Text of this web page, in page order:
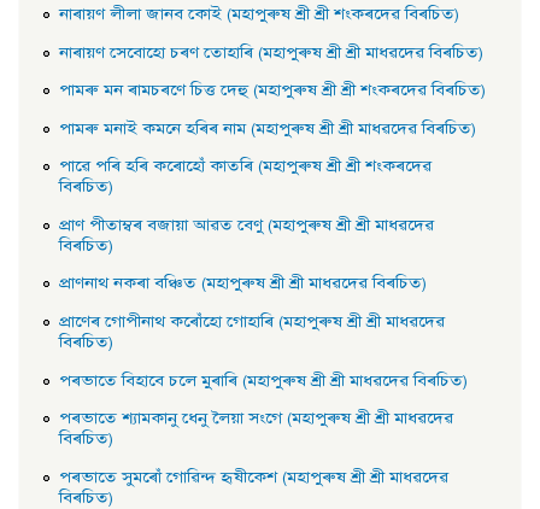
নাৰায়ণ লীলা জানব কোই (মহাপুৰুষ শ্ৰী শ্ৰী শংকৰদেৱ বিৰচিত)
নাৰায়ণ সেবােহাে চৰণ তােহাৰি (মহাপুৰুষ শ্ৰী শ্ৰী মাধৱদেৱ বিৰচিত)
পামৰু মন ৰামচৰণে চিত্ত দেহু (মহাপুৰুষ শ্ৰী শ্ৰী শংকৰদেৱ বিৰচিত)
পামৰু মনাই কমনে হৰিৰ নাম (মহাপুৰুষ শ্ৰী শ্ৰী মাধৱদেৱ বিৰচিত)
পাৱে পৰি হৰি কৰোহোঁ কাতৰি (মহাপুৰুষ শ্ৰী শ্ৰী শংকৰদেৱ
বিৰচিত)
প্রাণ পীতাম্বৰ বজায়া আৱত বেণু (মহাপুৰুষ শ্ৰী শ্ৰী মাধৱদেৱ
বিৰচিত)
প্রাণনাথ নকৰা বঞ্চিত (মহাপুৰুষ শ্ৰী শ্ৰী মাধৱদেৱ বিৰচিত)
প্রাণেৰ গােপীনাথ কৰোঁহাে গােহাৰি (মহাপুৰুষ শ্ৰী শ্ৰী মাধৱদেৱ
বিৰচিত)
পৰভাতে বিহাবে চলে মুৰাৰি (মহাপুৰুষ শ্ৰী শ্ৰী মাধৱদেৱ বিৰচিত)
পৰভাতে শ্যামকানু ধেনু লৈয়া সংগে (মহাপুৰুষ শ্ৰী শ্ৰী মাধৱদেৱ
বিৰচিত)
পৰভাতে সুমৰোঁ গােৱিন্দ হৃষীকেশ (মহাপুৰুষ শ্ৰী শ্ৰী মাধৱদেৱ
বিৰচিত)